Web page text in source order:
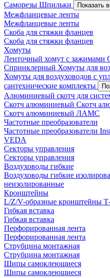
Саморезы Шпильки Показать
Межфланцевые ленты
Межфланцевые ленты
Скоба для стяжки фланцев
Скоба для стяжки фланцев
Хомуты
Ленточный хомут с зажимами
Спринклерный Хомуты для
Хомуты для воздуховодов с
сантехнические комплекты
Алюминиевый скотч для
Скотч алюминиевый Скотч
Скотч алюминиевый ЛАМС
Частотные преобразователи
Частотные преобразователи
VEDA
Секторы управления
Секторы управления
Воздуховоды гибкие
Воздуховоды гибкие
неизолированные
Кронштейны
L/Z/V-образные кронштейны
Гибкая вставка
Гибкая вставка
Перфорированная лента
Перфорированная лента
Струбцина монтажная
Струбцина монтажная
Шипы самоклеющиеся
Шипы самоклеющиеся